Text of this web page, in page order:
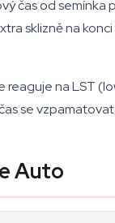
čas od
sklizně na
na LST
se
Auto